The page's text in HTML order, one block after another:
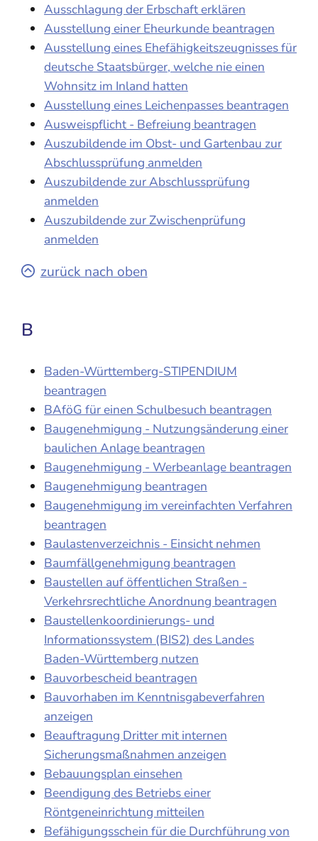
Ausschlagung der Erbschaft erklären
Ausstellung einer Eheurkunde beantragen
Ausstellung eines Ehefähigkeitszeugnisses für
deutsche Staatsbürger, welche nie einen
Wohnsitz im Inland hatten
Ausstellung eines Leichenpasses beantragen
Ausweispflicht - Befreiung beantragen
Auszubildende im Obst- und Gartenbau zur
Abschlussprüfung anmelden
Auszubildende zur Abschlussprüfung
anmelden
Auszubildende zur Zwischenprüfung
anmelden
zurück nach oben
B
Baden-Württemberg-STIPENDIUM
beantragen
BAföG für einen Schulbesuch beantragen
Baugenehmigung - Nutzungsänderung einer
baulichen Anlage beantragen
Baugenehmigung - Werbeanlage beantragen
Baugenehmigung beantragen
Baugenehmigung im vereinfachten Verfahren
beantragen
Baulastenverzeichnis - Einsicht nehmen
Baumfällgenehmigung beantragen
Baustellen auf öffentlichen Straßen -
Verkehrsrechtliche Anordnung beantragen
Baustellenkoordinierungs- und
Informationssystem (BIS2) des Landes
Baden-Württemberg nutzen
Bauvorbescheid beantragen
Bauvorhaben im Kenntnisgabeverfahren
anzeigen
Beauftragung Dritter mit internen
Sicherungsmaßnahmen anzeigen
Bebauungsplan einsehen
Beendigung des Betriebs einer
Röntgeneinrichtung mitteilen
Befähigungsschein für die Durchführung von